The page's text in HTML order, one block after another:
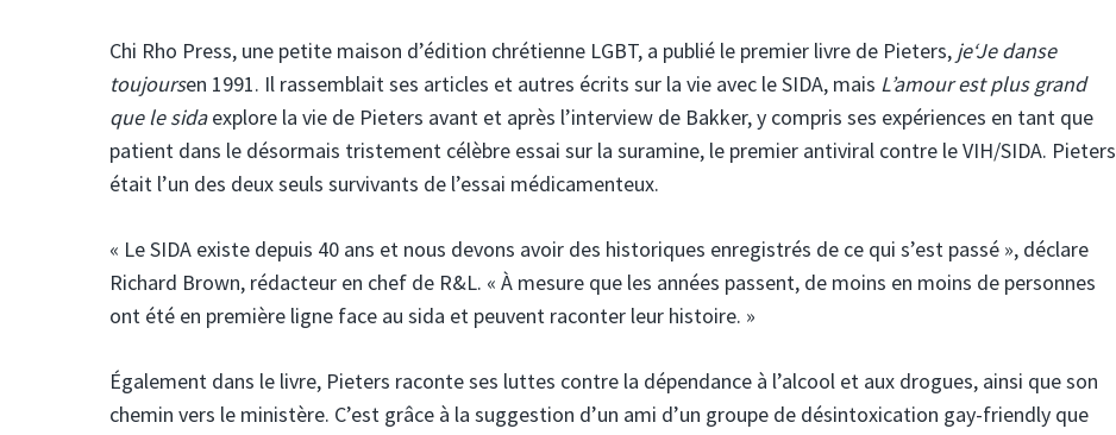
Chi Rho Press, une petite maison d’édition chrétienne LGBT, a publié le premier livre de Pieters, je‘Je danse
toujoursen 1991. Il rassemblait ses articles et autres écrits sur la vie avec le SIDA, mais L’amour est plus grand
que le sidaexplore la vie de Pieters avant et après l’interview de Bakker, y compris ses expériences en tant que
patient dans le désormais tristement célèbre essai sur la suramine, le premier antiviral contre le VIH/SIDA. Pieters
était l’un des deux seuls survivants de l’essai médicamenteux.
« Le SIDA existe depuis 40 ans et nous devons avoir des historiques enregistrés de ce qui s’est passé », déclare
Richard Brown, rédacteur en chef de R&L. « À mesure que les années passent, de moins en moins de personnes
ont été en première ligne face au sida et peuvent raconter leur histoire. »
Également dans le livre, Pieters raconte ses luttes contre la dépendance à l’alcool et aux drogues, ainsi que son
chemin vers le ministère. C’est grâce à la suggestion d’un ami d’un groupe de désintoxication gay-friendly que